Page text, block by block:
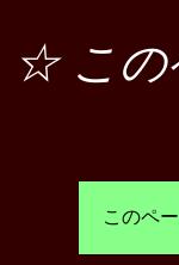
☆ この
このペ